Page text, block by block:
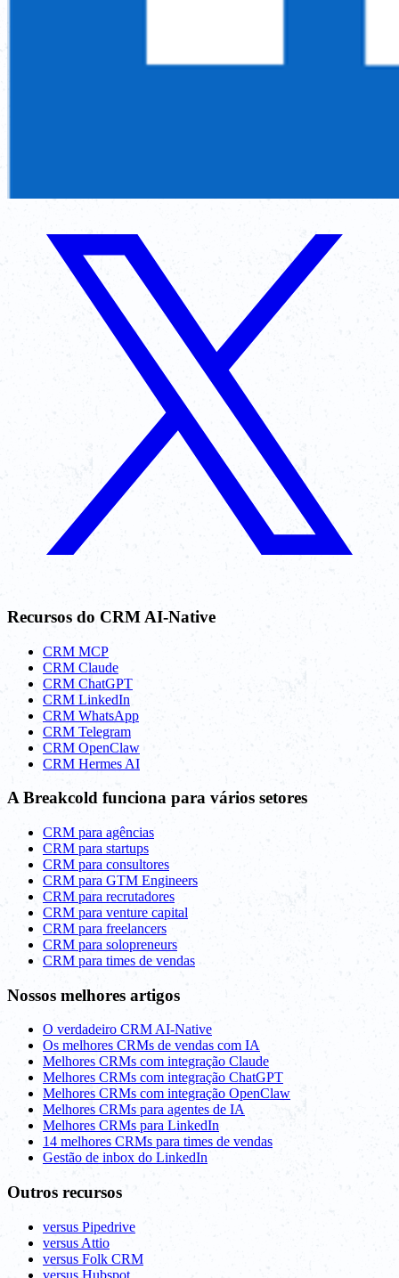
Recursos do CRM AI-Native
CRM MCP
CRM Claude
CRM ChatGPT
CRM LinkedIn
CRM WhatsApp
CRM Telegram
CRM OpenClaw
CRM Hermes AI
A Breakcold funciona para vários setores
CRM para agências
CRM para startups
CRM para consultores
CRM para GTM Engineers
CRM para recrutadores
CRM para venture capital
CRM para freelancers
CRM para solopreneurs
CRM para times de vendas
Nossos melhores artigos
O verdadeiro CRM AI-Native
Os melhores CRMs de vendas com IA
Melhores CRMs com integração Claude
Melhores CRMs com integração ChatGPT
Melhores CRMs com integração OpenClaw
Melhores CRMs para agentes de IA
Melhores CRMs para LinkedIn
14 melhores CRMs para times de vendas
Gestão de inbox do LinkedIn
Outros recursos
versus Pipedrive
versus Attio
versus Folk CRM
versus Hubspot